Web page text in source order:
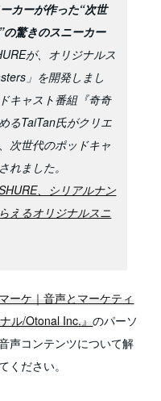
カーが作った“次世
驚きのスニーカー
が、オリジナルス
」を開発しまし
キャスト番組『奇奇
るTaiTan氏がクリエ
次世代のポッドキャ
れました。
、シリアルナン
えるオリジナルスニ
ーケ｜音声とマーケティ
ル/Otonal Inc.』のパーソ
声コンテンツについて解
ください。